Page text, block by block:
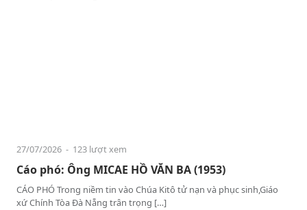
27/07/2026 - 123 lượt xem
Cáo phó: Ông MICAE HỒ VĂN BA (1953)
CÁO PHÓ Trong niềm tin vào Chúa Kitô tử nạn và phục sinh,Giáo
xứ Chính Tòa Đà Nẵng trân trọng […]